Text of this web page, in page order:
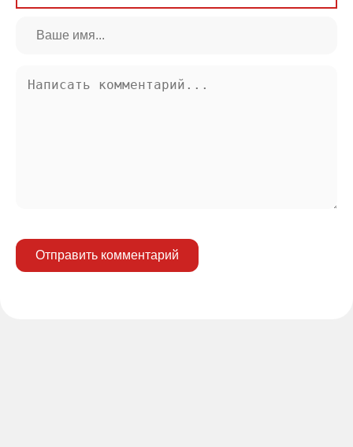
Отправить комментарий